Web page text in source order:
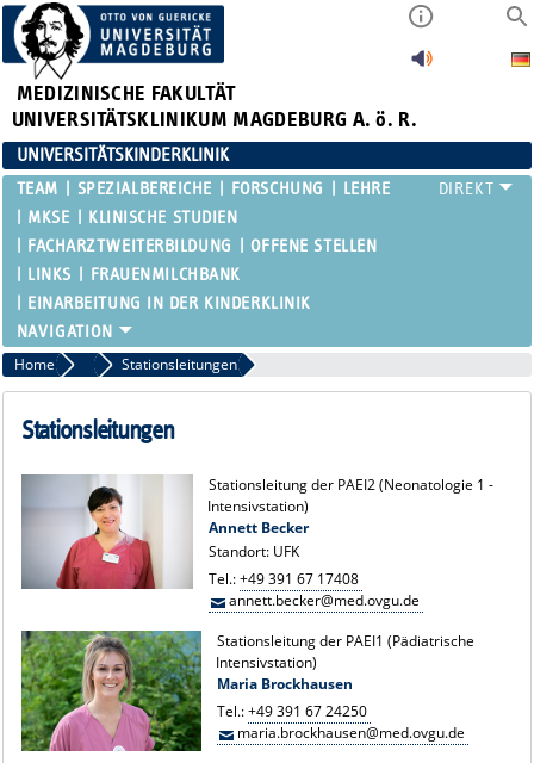
MEDIZINISCHE FAKULTÄT
UNIVERSITÄTSKLINIKUM MAGDEBURG A. ö. R.
UNIVERSITÄTSKINDERKLINIK
TEAM SPEZIALBEREICHE FORSCHUNG
LEHRE
MKSE
KLINISCHE STUDIEN
FACHARZTWEITERBILDUNG
OFFENE STELLEN
LINKS
FRAUENMILCHBANK
EINARBEITUNG IN DER KINDERKLINIK
Home Pflegedienstleitungen
Stationsleitungen
Stationsleitungen
Stationsleitung der PAEI2 (Neonatologie 1 -
Intensivstation)
Annett Becker
Standort: UFK
Tel.:+49 391 67 17408
annett.becker@med.ovgu.de
Stationsleitung der PAEI1 (Pädiatrische
Intensivstation)
Maria Brockhausen
Tel.:+49 391 67 24250
maria.brockhausen@med.ovgu.de